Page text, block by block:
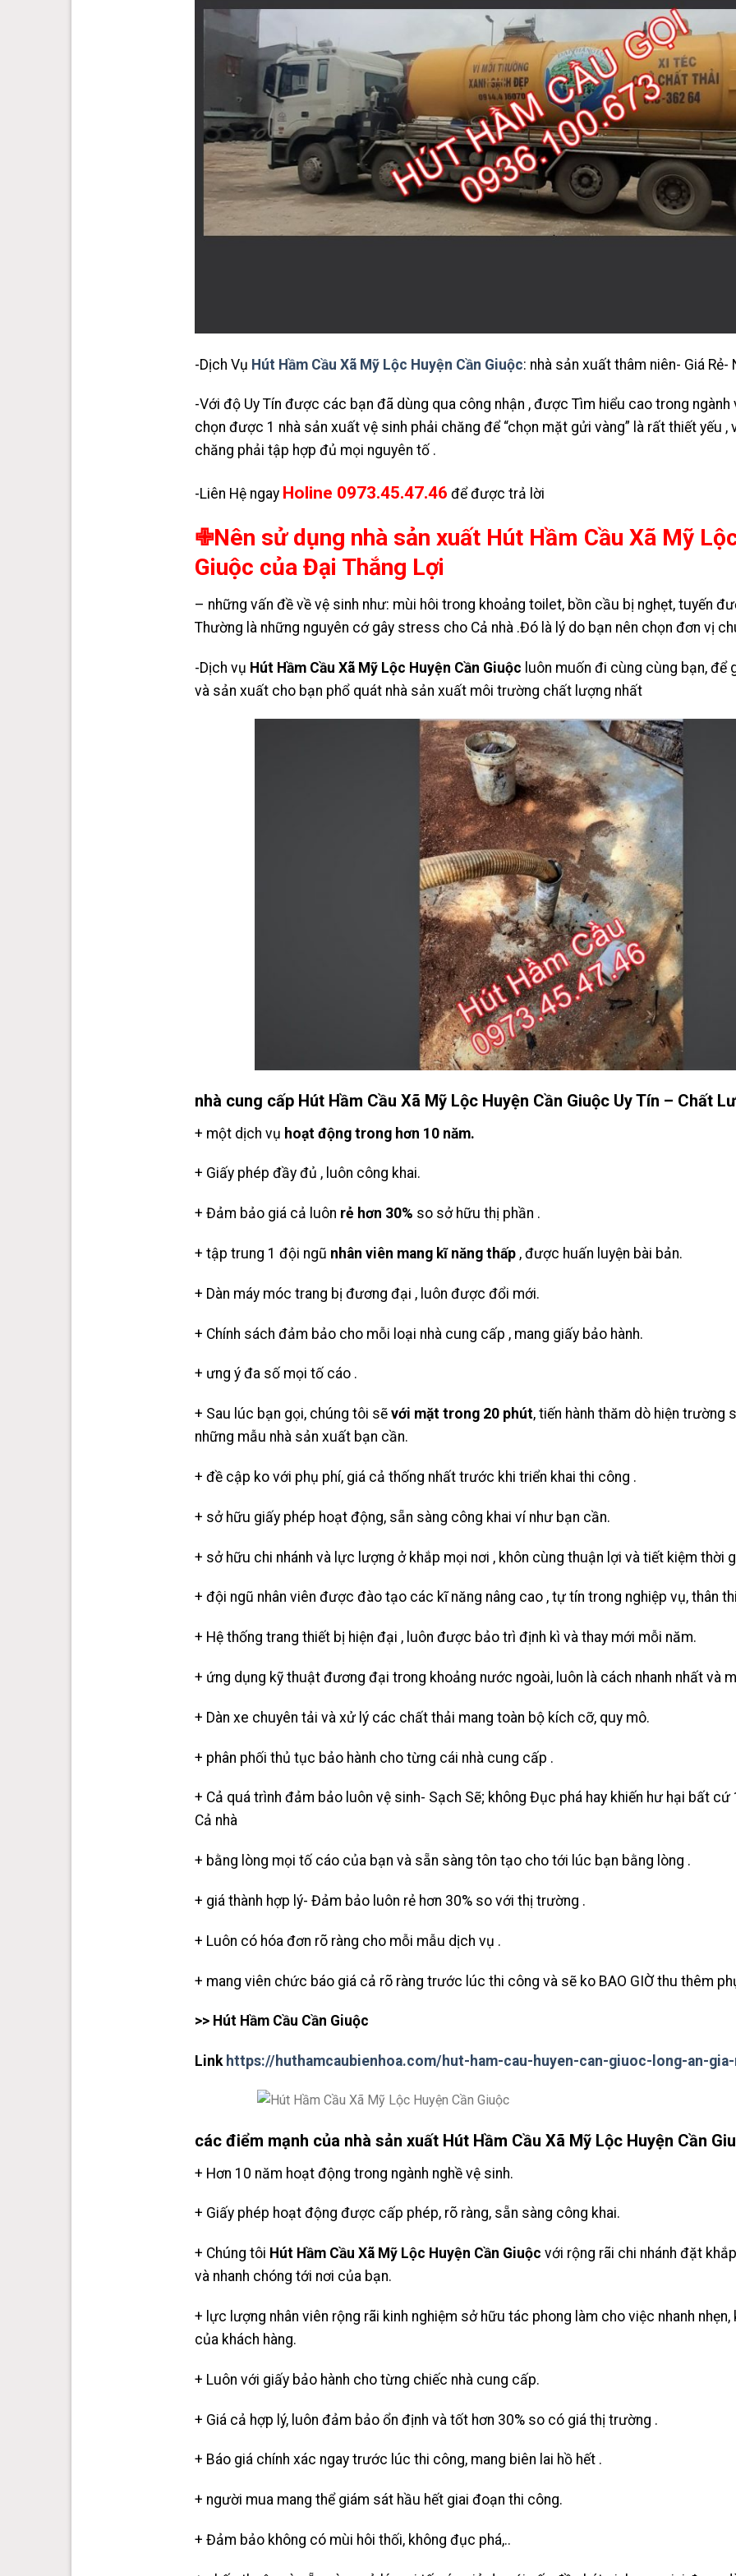
-Dịch Vụ Hút Hầm Cầu Xã Mỹ Lộc Huyện Cần Giuộc: nhà sản xuất thâm niên- Giá
-Với độ Uy Tín được các bạn đã dùng qua công nhận , được Tìm hiểu cao trong
chọn được 1 nhà sản xuất vệ sinh phải chăng để “chọn mặt gửi vàng” là rất thiết yếu ,
chăng phải tập hợp đủ mọi nguyên tố .
-Liên Hệ ngay Holine 0973.45.47.46 để được trả lời
✙Nên sử dụng nhà sản xuất Hút Hầm Cầu Xã Mỹ
Giuộc của Đại Thắng Lợi
– những vấn đề về vệ sinh như: mùi hôi trong khoảng toilet, bồn cầu bị nghẹt, tuyến
Thường là những nguyên cớ gây stress cho Cả nhà .Đó là lý do bạn nên chọn đơn vị
-Dịch vụ Hút Hầm Cầu Xã Mỹ Lộc Huyện Cần Giuộc luôn muốn đi cùng cùng bạn, để
và sản xuất cho bạn phổ quát nhà sản xuất môi trường chất lượng nhất
nhà cung cấp Hút Hầm Cầu Xã Mỹ Lộc Huyện Cần Giuộc Uy Tín – Chất
+ một dịch vụ hoạt động trong hơn 10 năm.
+ Giấy phép đầy đủ , luôn công khai.
+ Đảm bảo giá cả luôn rẻ hơn 30% so sở hữu thị phần .
+ tập trung 1 đội ngũ nhân viên mang kĩ năng thấp , được huấn luyện bài bản.
+ Dàn máy móc trang bị đương đại , luôn được đổi mới.
+ Chính sách đảm bảo cho mỗi loại nhà cung cấp , mang giấy bảo hành.
+ ưng ý đa số mọi tố cáo .
+ Sau lúc bạn gọi, chúng tôi sẽ với mặt trong 20 phút, tiến hành thăm dò hiện trường
những mẫu nhà sản xuất bạn cần.
+ đề cập ko với phụ phí, giá cả thống nhất trước khi triển khai thi công .
+ sở hữu giấy phép hoạt động, sẵn sàng công khai ví như bạn cần.
+ sở hữu chi nhánh và lực lượng ở khắp mọi nơi , khôn cùng thuận lợi và tiết kiệm thời
+ đội ngũ nhân viên được đào tạo các kĩ năng nâng cao , tự tín trong nghiệp vụ, thân
+ Hệ thống trang thiết bị hiện đại , luôn được bảo trì định kì và thay mới mỗi năm.
+ ứng dụng kỹ thuật đương đại trong khoảng nước ngoài, luôn là cách nhanh nhất và
+ Dàn xe chuyên tải và xử lý các chất thải mang toàn bộ kích cỡ, quy mô.
+ phân phối thủ tục bảo hành cho từng cái nhà cung cấp .
+ Cả quá trình đảm bảo luôn vệ sinh- Sạch Sẽ; không Đục phá hay khiến hư hại bất cứ
Cả nhà
+ bằng lòng mọi tố cáo của bạn và sẵn sàng tôn tạo cho tới lúc bạn bằng lòng .
+ giá thành hợp lý- Đảm bảo luôn rẻ hơn 30% so với thị trường .
+ Luôn có hóa đơn rõ ràng cho mỗi mẫu dịch vụ .
+ mang viên chức báo giá cả rõ ràng trước lúc thi công và sẽ ko BAO GIỜ thu thêm
>> Hút Hầm Cầu Cần Giuộc
Linkhttps://huthamcaubienhoa.com/hut-ham-cau-huyen-can-giuoc-long-an-
các điểm mạnh của nhà sản xuất Hút Hầm Cầu Xã Mỹ Lộc Huyện Cần
+ Hơn 10 năm hoạt động trong ngành nghề vệ sinh.
+ Giấy phép hoạt động được cấp phép, rõ ràng, sẵn sàng công khai.
+ Chúng tôi Hút Hầm Cầu Xã Mỹ Lộc Huyện Cần Giuộc với rộng rãi chi nhánh đặt
và nhanh chóng tới nơi của bạn.
+ lực lượng nhân viên rộng rãi kinh nghiệm sở hữu tác phong làm cho việc nhanh
của khách hàng.
+ Luôn với giấy bảo hành cho từng chiếc nhà cung cấp.
+ Giá cả hợp lý, luôn đảm bảo ổn định và tốt hơn 30% so có giá thị trường .
+ Báo giá chính xác ngay trước lúc thi công, mang biên lai hồ hết .
+ người mua mang thể giám sát hầu hết giai đoạn thi công.
+ Đảm bảo không có mùi hôi thối, không đục phá,..